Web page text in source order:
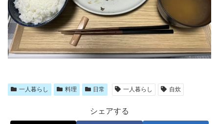
一人暮らし 料理 日常 一人暮らし 自炊
シェアする